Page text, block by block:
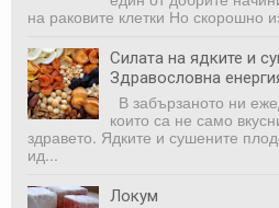
на раковите клетки Но скорошно
Силата на ядките и
Здравословна
В забързаното ни
които са не само
здравето. Ядките и сушените
ид...
Локум